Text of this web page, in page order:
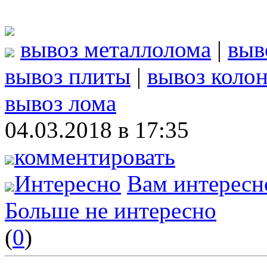
вывоз металлолома |
вывоз плиты | вывоз
вывоз лома
04.03.2018 в 17:35
комментировать
Интересно Вам
Больше не интересно
(0)